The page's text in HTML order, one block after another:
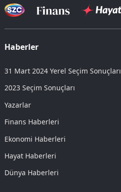
Haberler
31 Mart 2024 Yerel Seçim Sonuçları
2023 Seçim Sonuçları
Yazarlar
Finans Haberleri
Ekonomi Haberleri
Hayat Haberleri
Dünya Haberleri